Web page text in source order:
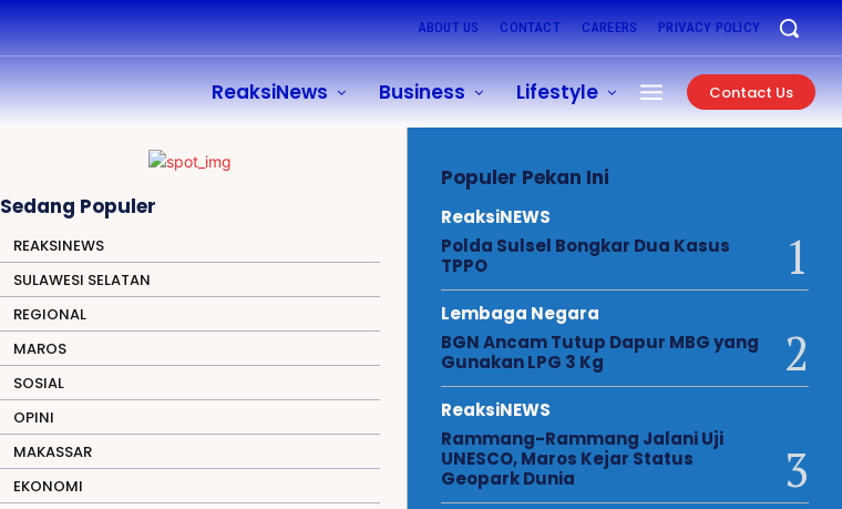
ABOUT US CONTACT CAREERS PRIVACY POLICY
ReaksiNews Business Lifestyle Contact Us
Sedang Populer
REAKSINEWS
SULAWESI SELATAN
REGIONAL
MAROS
SOSIAL
OPINI
MAKASSAR
EKONOMI
Populer Pekan Ini
ReaksiNEWS
Polda Sulsel Bongkar Dua Kasus
TPPO
Lembaga Negara
BGN Ancam Tutup Dapur MBG yang
Gunakan LPG 3 Kg
ReaksiNEWS
Rammang-Rammang Jalani Uji
UNESCO, Maros Kejar Status
Geopark Dunia